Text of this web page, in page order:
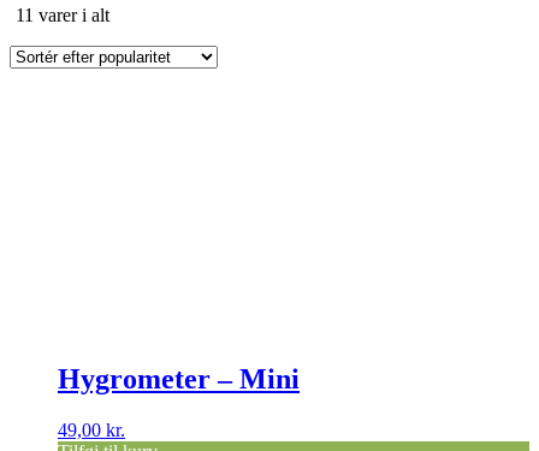
11 varer i altSorteret
popularitet
Hygrometer – Mini
49,00 kr.